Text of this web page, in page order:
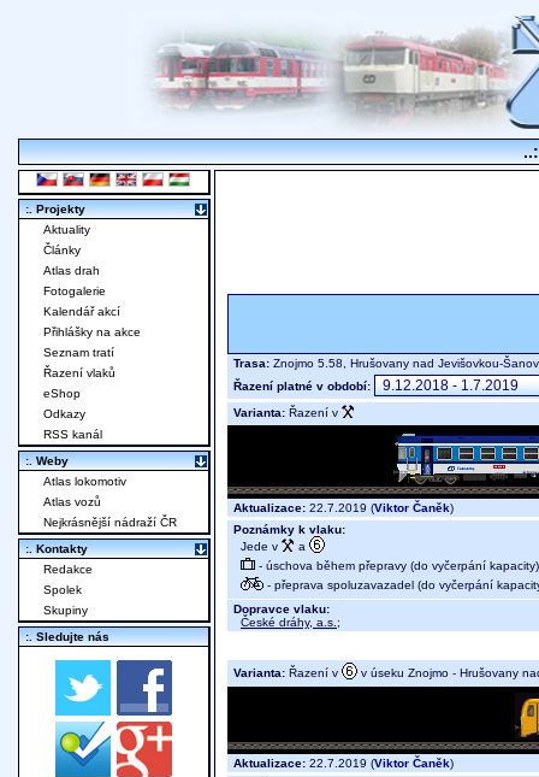
Trasa: Znojmo 5.58, Hrušovany nad Jevišovkou-
Řazení platné v období:
Varianta: Řazení v
Aktualizace: 22.7.2019 (Viktor Čaněk)
Poznámky k vlaku:
Jede v
a
- úschova během přepravy (do vyčerpání kapacity)
- přeprava spoluzavazadel (do vyčerpání
Dopravce vlaku:
České dráhy, a.s. ;
Varianta: Řazení v v úseku Znojmo - Hrušovany
Aktualizace: 22.7.2019 (Viktor Čaněk)
:. Projekty
Aktuality
Články
Atlas drah
Fotogalerie
Kalendář akcí
Přihlášky na akce
Seznam tratí
Řazení vlaků
eShop
Odkazy
RSS kanál
:. Weby
Atlas lokomotiv
Atlas vozů
Nejkrásnější nádraží ČR
:. Kontakty
Redakce
Spolek
Skupiny
:. Sledujte nás